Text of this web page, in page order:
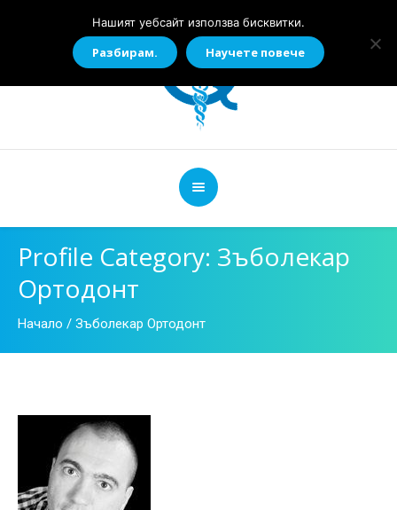
Profile Category: Зъболекар
Ортодонт
Начало / Зъболекар Ортодонт
Нашият уебсайт използва бисквитки.
Разбирам. Научете повече